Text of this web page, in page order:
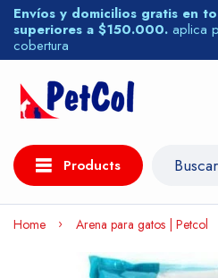
Envíos y domicilios gratis en
superiores a $150.000. aplica
cobertura
Products
Home Arena para gatos | Petcol